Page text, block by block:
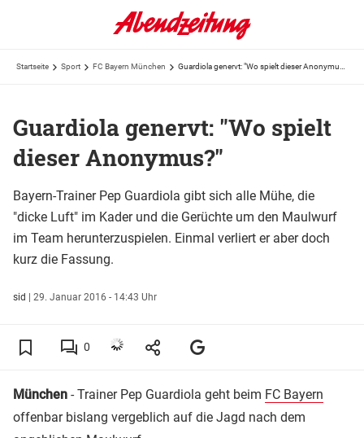
Startseite Sport FC Bayern München
Guardiola genervt: "Wo spielt
dieser Anonymus?"
Bayern-Trainer Pep Guardiola gibt sich alle Mühe, die
"dicke Luft" im Kader und die Gerüchte um den Maulwurf
im Team herunterzuspielen. Einmal verliert er aber doch
kurz die Fassung.
sid | 29. Januar 2016 - 14:43 Uhr
0
München - Trainer Pep Guardiola geht beim FC Bayern
offenbar bislang vergeblich auf die Jagd nach dem